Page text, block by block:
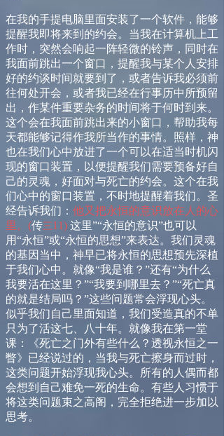
在我的手提电脑里面安装了一个软件，能够
提醒我即将来到的约会。当我在计算机上工
作时，突然会响起一阵轻微的铃声，同时在
我面前跳出一个窗口，提醒我与某个人安排
好的约谈时间就要到了，或者告诉我必须前
往何处开会，或者我已经在行事历中所预留
出，作某件重要杂务的时间将于何时到来。
这个会在我面前跳出来的小窗口，帮助我每
天都能够记得作我所当作的事情。照样，神
也在我们心中放进了一个可以在适当时机闪
现的窗口装置，以便提醒我们需要预备好自
己的灵魂，好面对与死亡的约会。这个在我
们心中的窗口装置，不时地提醒着我们。圣
经告诉我们： 他又把永恒的意识放在人的心
里。 (传三11) 这里”“永恒的意识”也可以
用“永恒”或“永恒的思想”来表达。我们灵魂
的基因当中，神早已将永恒的思想预先深植
于我们心中。就像“我是谁？”还有“为什么
我要活在这里？”“我要到哪里去？”“死亡真
的就是结局吗？”这些问题常会浮现心头。
似乎我们自己里面知道，我们受造真的不单
只为了活这七、八十年。就像我在第一堂
课：《死亡之门外有些什么？透视永恒之一
瞥》已经说过的，当我与死亡擦身而过时，
这类问题开始浮现我心头。所有的人偶而都
会想到自己难免一死的生命。有些人习惯于
将这类问题束之高阁，完全拒绝进一步加以
思考。